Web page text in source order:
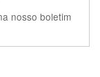
nosso boletim